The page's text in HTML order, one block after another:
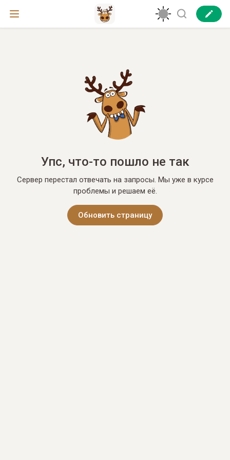
Упс, что-то пошло не так
Сервер перестал отвечать на запросы. Мы уже в курсе
проблемы и решаем её.
Обновить страницу